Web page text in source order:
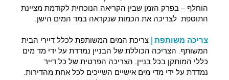
הוחלף – בפרק הזמן שבין הקריאה הנוכחית לקודמת מציינת
התוספת לצריכה את הכמות שנקראה במד המים הישן.
צריכה משותפת |צריכת המים המשותפת לכלל דיירי הבית
המשותף. הצריכה הכוללת של הבניין נמדדת על ידי מד מים
כללי המותקן בכל בניין. הצריכה הפרטית של כל דייר
נמדדת על ידי מדי מים אישיים השייכים לכל אחת מהדירות.